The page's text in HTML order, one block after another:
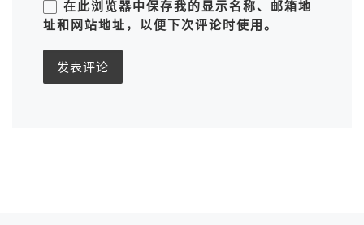
在此浏览器中保存我的显示名称、邮箱地
址和网站地址，以便下次评论时使用。